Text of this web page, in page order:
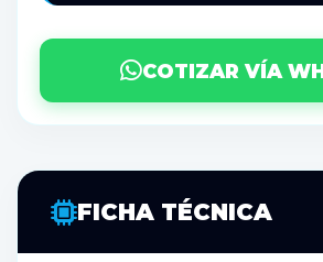
COTIZAR VÍA
FICHA TÉCNICA